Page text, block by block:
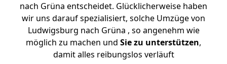
nach Grüna entscheidet. Glücklicherweise haben
wir uns darauf spezialisiert, solche Umzüge von
Ludwigsburg nach Grüna , so angenehm wie
möglich zu machen und Sie zu unterstützen,
damit alles reibungslos verläuft